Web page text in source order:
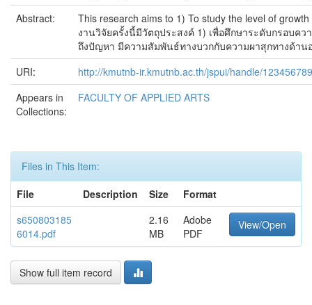
Abstract:
This research aims to 1) To study the level of
งานวิจัยครั้งนี้มีวัตถุประสงค์ 1) เพื่อศึกษาระดับกรอบ
ถึงปัญหา มีความสัมพันธ์ทางบวกกับความผาสุกทางด้า
URI:
http://kmutnb-ir.kmutnb.ac.th/jspui/handle/
Appears in
Collections:
FACULTY OF APPLIED ARTS
Files in This Item:
File
Description Size
Format
s650803185
6014.pdf
2.16
MB
Adobe
PDF
View/Open
Show full item record